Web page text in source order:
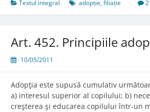
Textul integral adopție,filiație
Art. 452. Principiile
10/05/2011
Adopţia este supusă cumulativ
a) interesul superior al copilului; b)
creşterea şi educarea copilului într-un